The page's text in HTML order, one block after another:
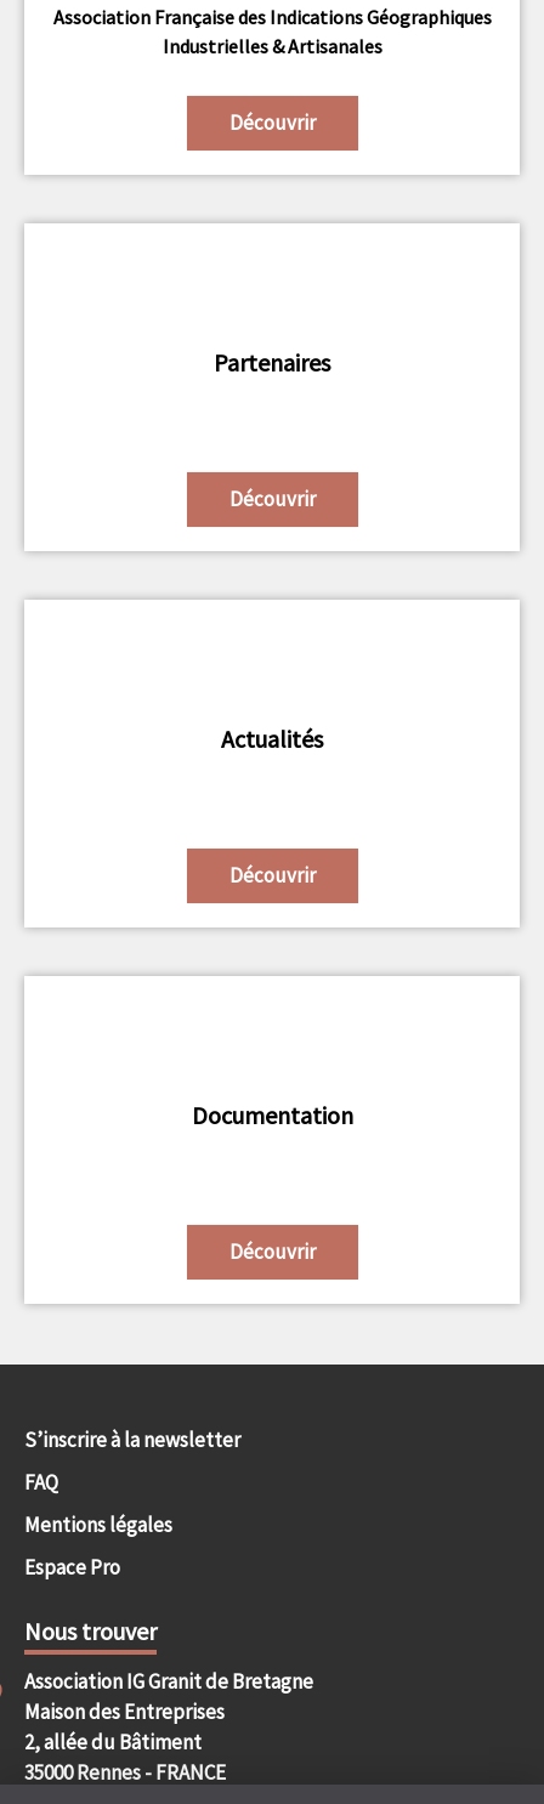
Association Française des Indications Géographiques
Industrielles & Artisanales
Découvrir
Partenaires
Découvrir
Actualités
Découvrir
Documentation
Découvrir
S’inscrire à la newsletter
FAQ
Mentions légales
Espace Pro
Nous trouver
Association IG Granit de Bretagne
Maison des Entreprises
2, allée du Bâtiment
35000 Rennes - FRANCE